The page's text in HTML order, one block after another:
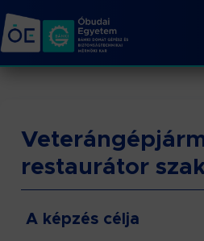
restaurátor
A képzés célja